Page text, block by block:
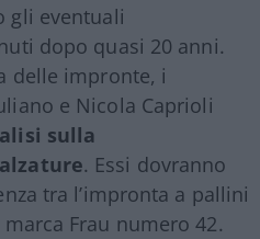
gli eventuali
dopo quasi 20 anni.
delle impronte, i
e Nicola Caprioli
sulla
. Essi dovranno
tra l’impronta a pallini
Frau numero 42.